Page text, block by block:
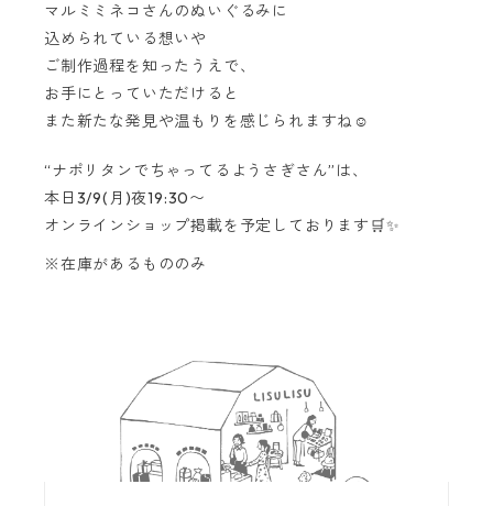
マルミミネコさんのぬいぐるみに
込められている想いや
ご制作過程を知ったうえで、
お手にとっていただけると
また新たな発見や温もりを感じられますね☺️
“ナポリタンでちゃってるようさぎさん”は、
本日3/9(月)夜19:30〜
オンラインショップ掲載を予定しております🛒✨
※在庫があるもののみ